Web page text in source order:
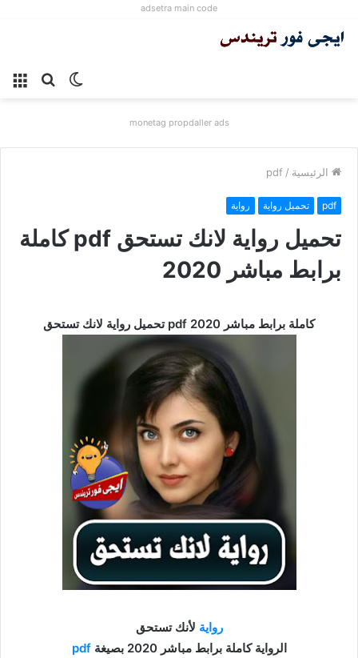
adsetra main code
بحث الوضع
monetag propdaller ads
الرئيسية /
pdf
pdf تحميل رواية رواية
تحميل رواية لانك تستحق pdf كاملة
برابط مباشر 2020
تحميل رواية لانك تستحق pdf كاملة برابط مباشر 2020
رواية لأنك تستحق
pdf
الرواية كاملة برابط مباشر 2020 بصيغة